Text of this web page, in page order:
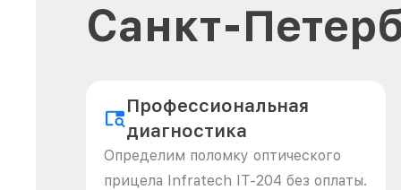
Санкт-
Профессиональная
диагностика
Определим поломку оптического
прицела Infratech IT-204 без оплаты.